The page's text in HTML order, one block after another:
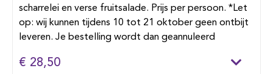
scharrelei en verse fruitsalade. Prijs per persoon. *Let
op: wij kunnen tijdens 10 tot 21 oktober geen ontbijt
leveren. Je bestelling wordt dan geannuleerd
€ 28,50